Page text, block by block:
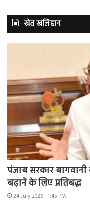
खेत खलिहान
पंजाब सरकार
बढ़ाने के लिए प्रतिबद्ध
24 July 2026 - 1:45 PM